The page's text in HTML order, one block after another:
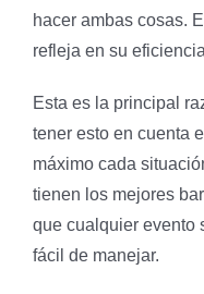
hacer ambas cosas.
refleja en su
Esta es la principal
tener esto en cuenta
máximo cada
tienen los mejores
que cualquier evento
fácil de manejar.